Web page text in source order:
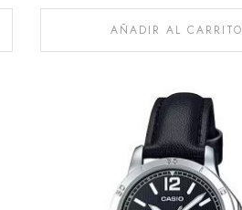
AÑADIR AL CARRITO